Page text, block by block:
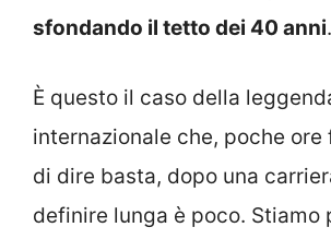
sfondando il tetto dei 40 anni.
È questo il caso della
internazionale che, poche ore
di dire basta, dopo una
definire lunga è poco. Stiamo